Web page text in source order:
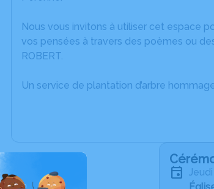
Nous vous invitons à utiliser cet espace
vos pensées à travers des poèmes ou
ROBERT.
Un service de plantation d’arbre